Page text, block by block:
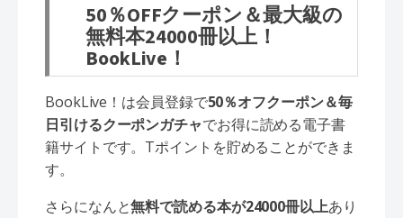
50％OFFクーポン＆最大級の
無料本24000冊以上！
BookLive！
BookLive！は会員登録で50％オフクーポン＆毎
日引けるクーポンガチャでお得に読める電子書
籍サイトです。Tポイントを貯めることができま
す。
さらになんと無料で読める本が24000冊以上あり